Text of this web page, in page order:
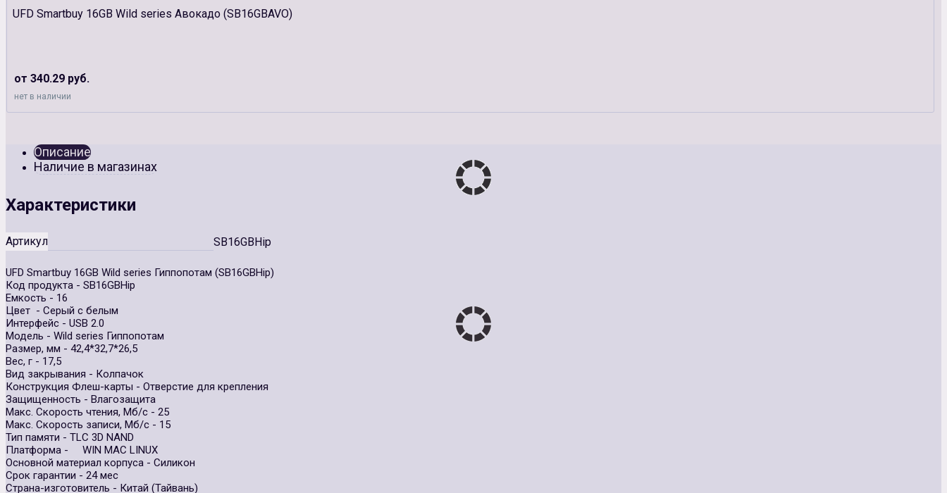
UFD Smartbuy 16GB Wild series Авокадо (SB16GBAVO)
от 340.29 руб.
нет в наличии
Описание
Наличие в магазинах
Характеристики
Артикул SB16GBHip
UFD Smartbuy 16GB Wild series Гиппопотам (SB16GBHip)
Код продукта - SB16GBHip
Емкость - 16
Цвет - Серый с белым
Интерфейс - USB 2.0
Модель - Wild series Гиппопотам
Размер, мм - 42,4*32,7*26,5
Вес, г - 17,5
Вид закрывания - Колпачок
Конструкция Флеш-карты - Отверстие для крепления
Защищенность - Влагозащита
Макс. Скорость чтения, Мб/с - 25
Макс. Скорость записи, Мб/с - 15
Тип памяти - TLC 3D NAND
Платформа - WIN MAC LINUX
Основной материал корпуса - Силикон
Срок гарантии - 24 мес
Страна-изготовитель - Китай (Тайвань)